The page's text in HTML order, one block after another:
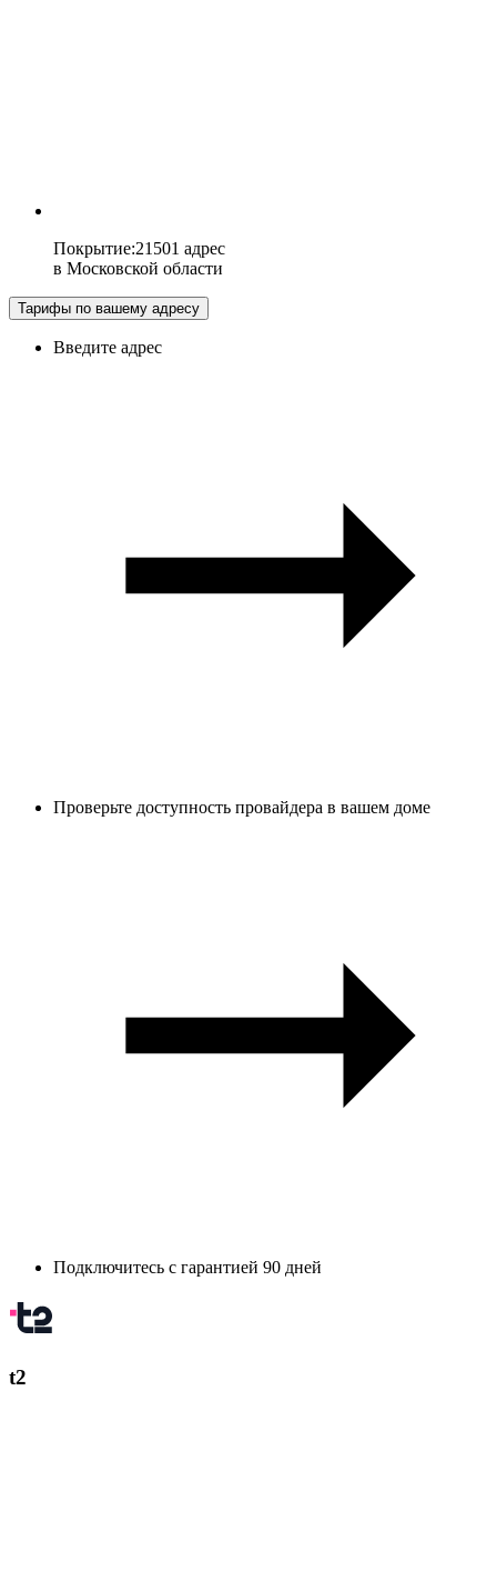
Покрытие:21501 адрес
в Московской области
Тарифы по вашему адресу
Введите адрес
Проверьте доступность провайдера в вашем доме
Подключитесь с гарантией 90 дней
t2